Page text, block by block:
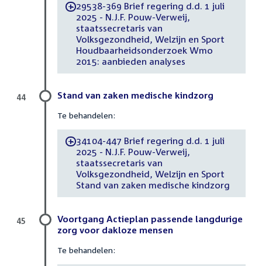
-29538-369 Brief regering d.d. 1 juli
2025 - N.J.F. Pouw-Verweij,
staatssecretaris van
Volksgezondheid, Welzijn en Sport
Houdbaarheidsonderzoek Wmo
2015: aanbieden analyses
Stand van zaken medische kindzorg
Te behandelen:
-34104-447 Brief regering d.d. 1 juli
2025 - N.J.F. Pouw-Verweij,
staatssecretaris van
Volksgezondheid, Welzijn en Sport
Stand van zaken medische kindzorg
44
Voortgang Actieplan passende langdurige
zorg voor dakloze mensen
Te behandelen:
45